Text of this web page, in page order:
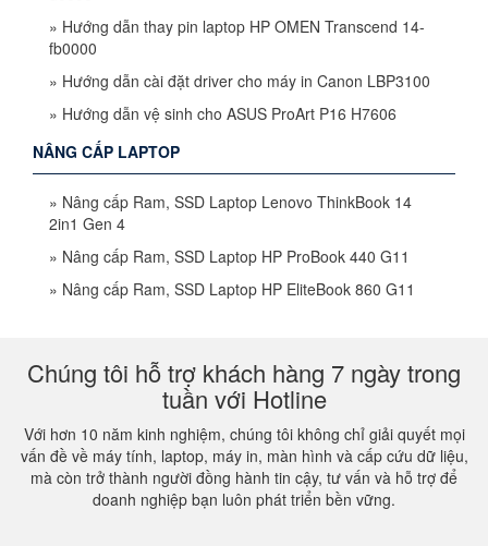
» Hướng dẫn thay pin laptop HP OMEN Transcend 14-
fb0000
» Hướng dẫn cài đặt driver cho máy in Canon LBP3100
» Hướng dẫn vệ sinh cho ASUS ProArt P16 H7606
NÂNG CẤP LAPTOP
» Nâng cấp Ram, SSD Laptop Lenovo ThinkBook 14
2in1 Gen 4
» Nâng cấp Ram, SSD Laptop HP ProBook 440 G11
» Nâng cấp Ram, SSD Laptop HP EliteBook 860 G11
Chúng tôi hỗ trợ khách hàng 7 ngày trong
tuần với Hotline
Với hơn 10 năm kinh nghiệm, chúng tôi không chỉ giải quyết mọi
vấn đề về máy tính, laptop, máy in, màn hình và cấp cứu dữ liệu,
mà còn trở thành người đồng hành tin cậy, tư vấn và hỗ trợ để
doanh nghiệp bạn luôn phát triển bền vững.